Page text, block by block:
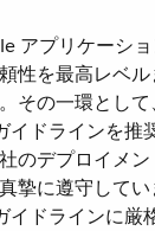
アプリケーシ
性を最高レベ
その一環とし
イドラインを推
のデプロイメ
摯に遵守してい
ドラインに厳